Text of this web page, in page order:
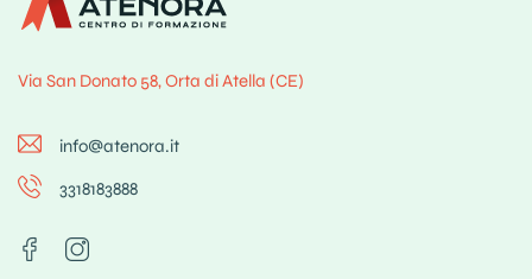
Via San Donato 58, Orta di Atella (CE)
info@atenora.it
3318183888